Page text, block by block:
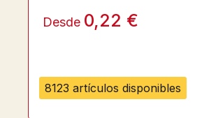
8123 artículos disponibles
Desde 0,22 €